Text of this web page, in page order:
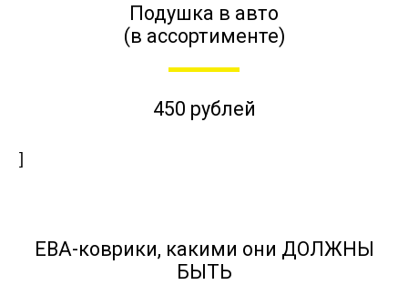
Подушка в авто
(в ассортименте)
450 рублей
]
ЕВА-коврики, какими они ДОЛЖНЫ
БЫТЬ